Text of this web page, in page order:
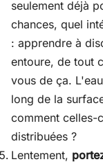
seulement déjà
chances, quel
: apprendre à
entoure, de tout
vous de ça.
long de la
comment celles-
distribuées ?
Lentement,